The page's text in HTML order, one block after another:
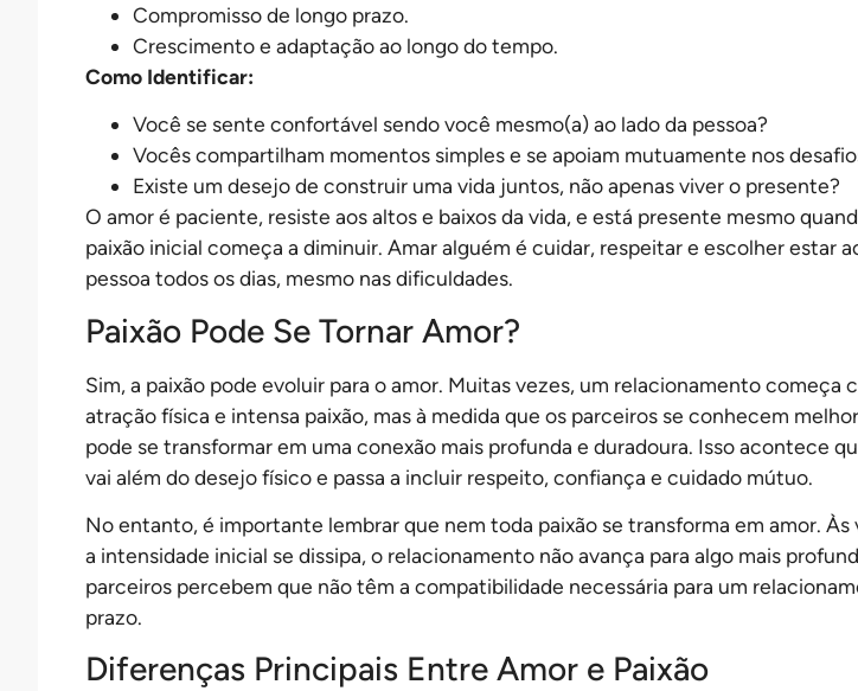
Compromisso de longo prazo.
Crescimento e adaptação ao longo do tempo.
Como Identificar:
Você se sente confortável sendo você mesmo(a) ao lado da pessoa?
Vocês compartilham momentos simples e se apoiam mutuamente nos
Existe um desejo de construir uma vida juntos, não apenas viver o presente?
O amor é paciente, resiste aos altos e baixos da vida, e está presente mesmo
paixão inicial começa a diminuir. Amar alguém é cuidar, respeitar e escolher estar
pessoa todos os dias, mesmo nas dificuldades.
Paixão Pode Se Tornar Amor?
Sim, a paixão pode evoluir para o amor. Muitas vezes, um relacionamento começa
atração física e intensa paixão, mas à medida que os parceiros se conhecem
pode se transformar em uma conexão mais profunda e duradoura. Isso acontece
vai além do desejo físico e passa a incluir respeito, confiança e cuidado mútuo.
No entanto, é importante lembrar que nem toda paixão se transforma em amor. Às
a intensidade inicial se dissipa, o relacionamento não avança para algo mais
parceiros percebem que não têm a compatibilidade necessária para um
prazo.
Diferenças Principais Entre Amor e Paixão